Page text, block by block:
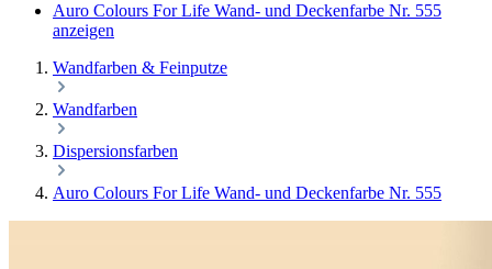
Auro Colours For Life Wand- und Deckenfarbe Nr. 555
anzeigen
Wandfarben & Feinputze
Wandfarben
Dispersionsfarben
Auro Colours For Life Wand- und Deckenfarbe Nr. 555